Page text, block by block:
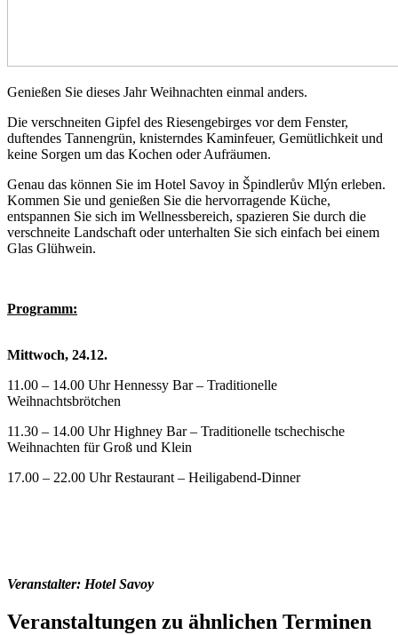
Genießen Sie dieses Jahr Weihnachten einmal anders.
Die verschneiten Gipfel des Riesengebirges vor dem Fenster,
duftendes Tannengrün, knisterndes Kaminfeuer, Gemütlichkeit und
keine Sorgen um das Kochen oder Aufräumen.
Genau das können Sie im Hotel Savoy in Špindlerův Mlýn erleben.
Kommen Sie und genießen Sie die hervorragende Küche,
entspannen Sie sich im Wellnessbereich, spazieren Sie durch die
verschneite Landschaft oder unterhalten Sie sich einfach bei einem
Glas Glühwein.
Programm:
Mittwoch, 24.12.
11.00 – 14.00 Uhr Hennessy Bar – Traditionelle
Weihnachtsbrötchen
11.30 – 14.00 Uhr Highney Bar – Traditionelle tschechische
Weihnachten für Groß und Klein
17.00 – 22.00 Uhr Restaurant – Heiligabend-Dinner
Veranstalter: Hotel Savoy
Veranstaltungen zu ähnlichen Terminen